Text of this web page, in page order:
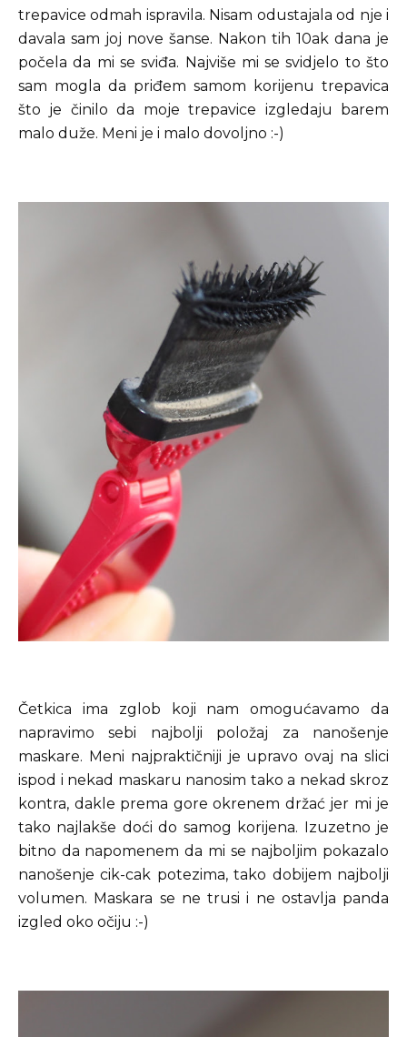
trepavice odmah ispravila. Nisam odustajala od nje i
davala sam joj nove šanse. Nakon tih 10ak dana je
počela da mi se sviđa. Najviše mi se svidjelo to što
sam mogla da priđem samom korijenu trepavica
što je činilo da moje trepavice izgledaju barem
malo duže. Meni je i malo dovoljno :-)
Četkica ima zglob koji nam omogućavamo da
napravimo sebi najbolji položaj za nanošenje
maskare. Meni najpraktičniji je upravo ovaj na slici
ispod i nekad maskaru nanosim tako a nekad skroz
kontra, dakle prema gore okrenem držać jer mi je
tako najlakše doći do samog korijena. Izuzetno je
bitno da napomenem da mi se najboljim pokazalo
nanošenje cik-cak potezima, tako dobijem najbolji
volumen. Maskara se ne trusi i ne ostavlja panda
izgled oko očiju :-)